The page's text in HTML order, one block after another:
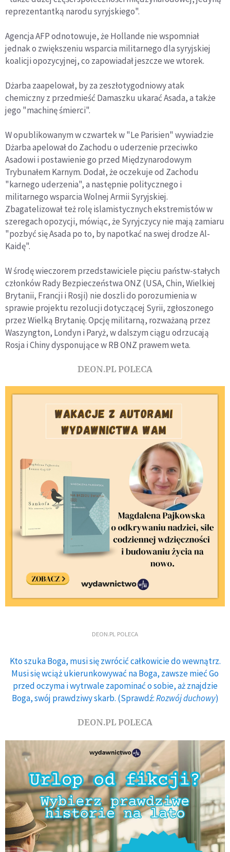
reprezentantką narodu syryjskiego".
Agencja AFP odnotowuje, że Hollande nie wspomniał
jednak o zwiększeniu wsparcia militarnego dla syryjskiej
koalicji opozycyjnej, co zapowiadał jeszcze we wtorek.
Dżarba zaapelował, by za zeszłotygodniowy atak
chemiczny z przedmieść Damaszku ukarać Asada, a także
jego "machinę śmierci".
W opublikowanym w czwartek w "Le Parisien" wywiadzie
Dżarba apelował do Zachodu o uderzenie przeciwko
Asadowi i postawienie go przed Międzynarodowym
Trybunałem Karnym. Dodał, że oczekuje od Zachodu
"karnego uderzenia", a następnie politycznego i
militarnego wsparcia Wolnej Armii Syryjskiej.
Zbagatelizował też rolę islamistycznych ekstremistów w
szeregach opozycji, mówiąc, że Syryjczycy nie mają zamiaru
"pozbyć się Asada po to, by napotkać na swej drodze Al-
Kaidę".
W środę wieczorem przedstawiciele pięciu państw-stałych
członków Rady Bezpieczeństwa ONZ (USA, Chin, Wielkiej
Brytanii, Francji i Rosji) nie doszli do porozumienia w
sprawie projektu rezolucji dotyczącej Syrii, zgłoszonego
przez Wielką Brytanię. Opcję militarną, rozważaną przez
Waszyngton, Londyn i Paryż, w dalszym ciągu odrzucają
Rosja i Chiny dysponujące w RB ONZ prawem weta.
DEON.PL POLECA
DEON.PL POLECA
Kto szuka Boga, musi się zwrócić całkowicie do wewnątrz.
Musi się wciąż ukierunkowywać na Boga, zawsze mieć Go
przed oczyma i wytrwale zapominać o sobie, aż znajdzie
Boga, swój prawdziwy skarb. (Sprawdź:Rozwój duchowy)
DEON.PL POLECA